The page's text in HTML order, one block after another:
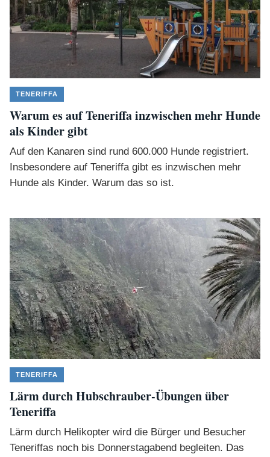
TENERIFFA
Warum es auf Teneriffa inzwischen mehr Hunde
als Kinder gibt
Auf den Kanaren sind rund 600.000 Hunde registriert.
Insbesondere auf Teneriffa gibt es inzwischen mehr
Hunde als Kinder. Warum das so ist.
TENERIFFA
Lärm durch Hubschrauber-Übungen über
Teneriffa
Lärm durch Helikopter wird die Bürger und Besucher
Teneriffas noch bis Donnerstagabend begleiten. Das